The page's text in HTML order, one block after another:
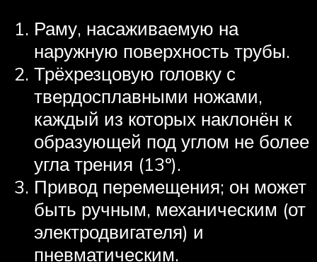
Раму, насаживаемую на
наружную поверхность трубы.
Трёхрезцовую головку с
твердосплавными ножами,
каждый из которых наклонён к
образующей под углом не более
угла трения (13º).
Привод перемещения; он может
быть ручным, механическим (от
электродвигателя) и
пневматическим.